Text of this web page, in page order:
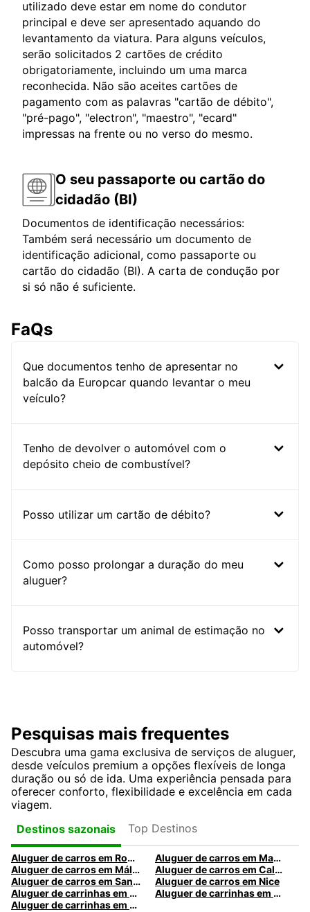
utilizado deve estar em nome do condutor
principal e deve ser apresentado aquando do
levantamento da viatura. Para alguns veículos,
serão solicitados 2 cartões de crédito
obrigatoriamente, incluindo um uma marca
reconhecida. Não são aceites cartões de
pagamento com as palavras "cartão de débito",
"pré-pago", "electron", "maestro", "ecard"
impressas na frente ou no verso do mesmo.
O seu passaporte ou cartão do
cidadão (BI)
Documentos de identificação necessários:
Também será necessário um documento de
identificação adicional, como passaporte ou
cartão do cidadão (BI). A carta de condução por
si só não é suficiente.
FaQs
Que documentos tenho de apresentar no
balcão da Europcar quando levantar o meu
veículo?
Tenho de devolver o automóvel com o
depósito cheio de combustível?
Posso utilizar um cartão de débito?
Como posso prolongar a duração do meu
aluguer?
Posso transportar um animal de estimação no
automóvel?
Pesquisas mais frequentes
Descubra uma gama exclusiva de serviços de aluguer,
desde veículos premium a opções flexíveis de longa
duração ou só de ida. Uma experiência pensada para
oferecer conforto, flexibilidade e excelência em cada
viagem.
Destinos sazonais
Top Destinos
Aluguer de carros em Roma
Aluguer de carros em Madrid
Aluguer de carros em Málaga
Aluguer de carros em Caldas da Rainha
Aluguer de carros em Santa Maria da Feira
Aluguer de carros em Nice
Aluguer de carrinhas em Nice
Aluguer de carrinhas em Santa Maria da Feira
Aluguer de carrinhas em Caldas da Rainha